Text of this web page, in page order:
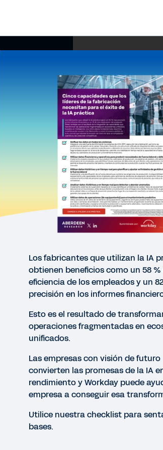
los líderes
para el
sobre la
Los fabricantes que utilizan la IA
obtienen beneficios como un 58
eficiencia de los empleados y un
precisión en los informes
Esto es el resultado de
operaciones fragmentadas en
unificados.
Las empresas con visión de futuro
convierten las promesas de la IA
rendimiento y Workday puede
empresa a conseguir esa
Utilice nuestra checklist para
bases.